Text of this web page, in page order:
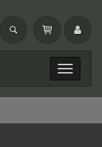
Toggle